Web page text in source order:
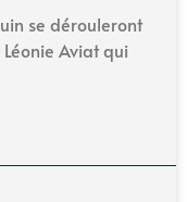
se dérouleront
Aviat qui